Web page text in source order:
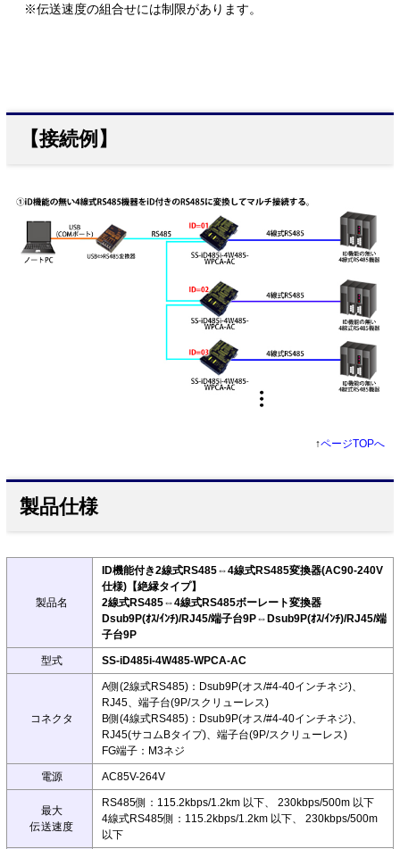
※伝送速度の組合せには制限があります。
【接続例】
↑ページTOPへ
製品仕様
製品名
ID機能付き2線式RS485⇔4線式RS485変換器(AC90-240V
仕様)【絶縁タイプ】
2線式RS485⇔4線式RS485ボーレート変換器
Dsub9P(ｵｽ/ｲﾝﾁ)/RJ45/端子台9P⇔Dsub9P(ｵｽ/ｲﾝﾁ)/RJ45/端
子台9P
型式 SS-iD485i-4W485-WPCA-AC
コネクタ
A側(2線式RS485)：Dsub9P(オス/#4-40インチネジ)、
RJ45、端子台(9P/スクリューレス)
B側(4線式RS485)：Dsub9P(オス/#4-40インチネジ)、
RJ45(サコムBタイプ)、端子台(9P/スクリューレス)
FG端子：M3ネジ
電源 AC85V-264V
最大
伝送速度
RS485側：115.2kbps/1.2km 以下、 230kbps/500m 以下
4線式RS485側：115.2kbps/1.2km 以下、 230kbps/500m
以下